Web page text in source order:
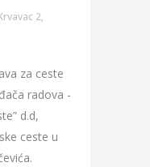
2,
za ceste
radova -
d.d,
ceste u